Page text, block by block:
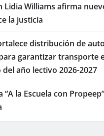
Lidia Williams afirma
la justicia
distribución de
garantizar transporte
del año lectivo 2026-2027
“A la Escuela con